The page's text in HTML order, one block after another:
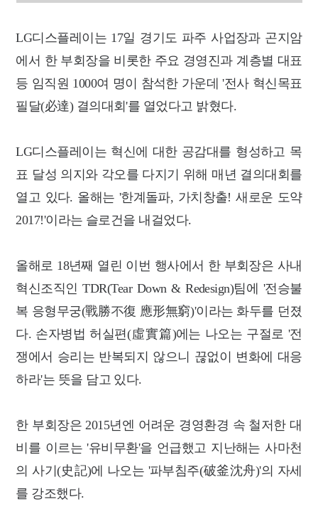
LG디스플레이는 17일 경기도 파주 사업장과 곤지암
에서 한 부회장을 비롯한 주요 경영진과 계층별 대표
등 임직원 1000여 명이 참석한 가운데 '전사 혁신목표
필달(必達) 결의대회'를 열었다고 밝혔다.
LG디스플레이는 혁신에 대한 공감대를 형성하고 목
표 달성 의지와 각오를 다지기 위해 매년 결의대회를
열고 있다. 올해는 '한계돌파, 가치창출! 새로운 도약
2017!'이라는 슬로건을 내걸었다.
올해로 18년째 열린 이번 행사에서 한 부회장은 사내
혁신조직인 TDR(Tear Down & Redesign)팀에 '전승불
복 응형무궁(戰勝不復 應形無窮)'이라는 화두를 던졌
다. 손자병법 허실편(虛實篇)에는 나오는 구절로 '전
쟁에서 승리는 반복되지 않으니 끊없이 변화에 대응
하라'는 뜻을 담고 있다.
한 부회장은 2015년엔 어려운 경영환경 속 철저한 대
비를 이르는 '유비무환'을 언급했고 지난해는 사마천
의 사기(史記)에 나오는 '파부침주(破釜沈舟)'의 자세
를 강조했다.